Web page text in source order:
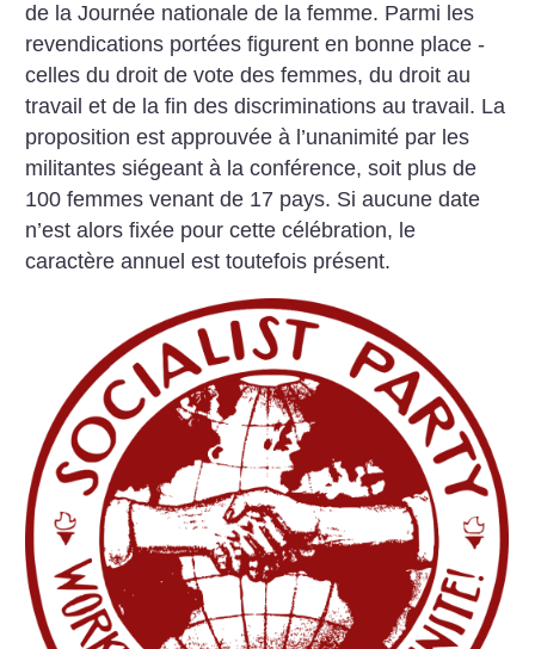
de la Journée nationale de la femme. ­Parmi les
revendications portées figurent en bonne place ­
celles du droit de vote des femmes, du droit au
travail et de la fin des discriminations au travail. La
proposition est approuvée à l’unanimité par les
militantes siégeant à la conférence, soit plus de
100 femmes venant de 17 pays. Si aucune date
n’est alors fixée pour cette célébration, le
caractère annuel est toutefois présent.